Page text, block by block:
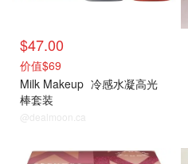
$47.00
价值$69
Milk Makeup 冷感水凝高光
棒套装
@dealmoon.ca